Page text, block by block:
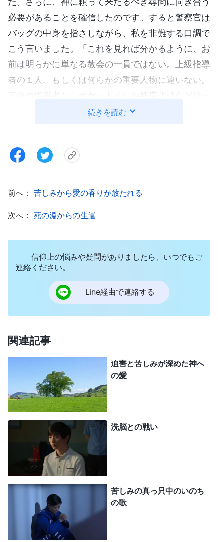
必要があることを確信したのです。すると警察官は
バッグの中身を指さしながら、私を非難する口調で
こう言いました。「これを見れば分かるように、お
前は明らかに単なる教会の一員ではない。上級指導
者の１人、もしくは何らかの重要人物に違いない。
ていないからな。違うか？」私が「何のことだか分
と命令しました。しかし私が従おうとしないので、
る蹴るの暴行を加えてきたのです。顔が血まみれに
る中、私は床に崩れ落ちました。腹立たしさが募
ふうに殴ったりするんですか」と言って彼らを説得
し、自分の言い分を主張したくて仕方なかったので
すが、彼らと理性的に話す術などありませんでし
た。なぜなら中国共産党政府は理性的な話などしな
いからです。私は困惑こそしていましたが、彼らの
ていたまさにそのとき、私は突然、これら中国共産
党政府の邪悪な警察官たちはとてつもなく不合理
で、私に理性的な言葉を何１つ喋らせようとしない
のだから、何も話す必要はないと考えました。黙っ
ていたほうがいい、そうすれば連中の役には立たな
いんだから、というわけです。このように考えた私
は、彼らの言うことに注意を払うのを止めました。
この方法が私に何の効果もないと知った邪悪な警察
官たちは、猛烈に怒りだしてさらに野蛮になりまし
た。拷問によって私に白状させることにしたので
す。床にねじ止めされた金属製の椅子に手錠をかけ
られ、しゃがむことも立ち上がることもできない姿
勢にさせられます。すると警官の1人が、手錠がか
続きを読む
前へ： 苦しみから愛の香りが放たれる
次へ： 死の淵からの生還
信仰上の悩みや疑問がありましたら、いつでもご
連絡ください。
Line経由で連絡する
関連記事
迫害と苦しみが深めた神へ
の愛
洗脳との戦い
苦しみの真っ只中のいのち
の歌